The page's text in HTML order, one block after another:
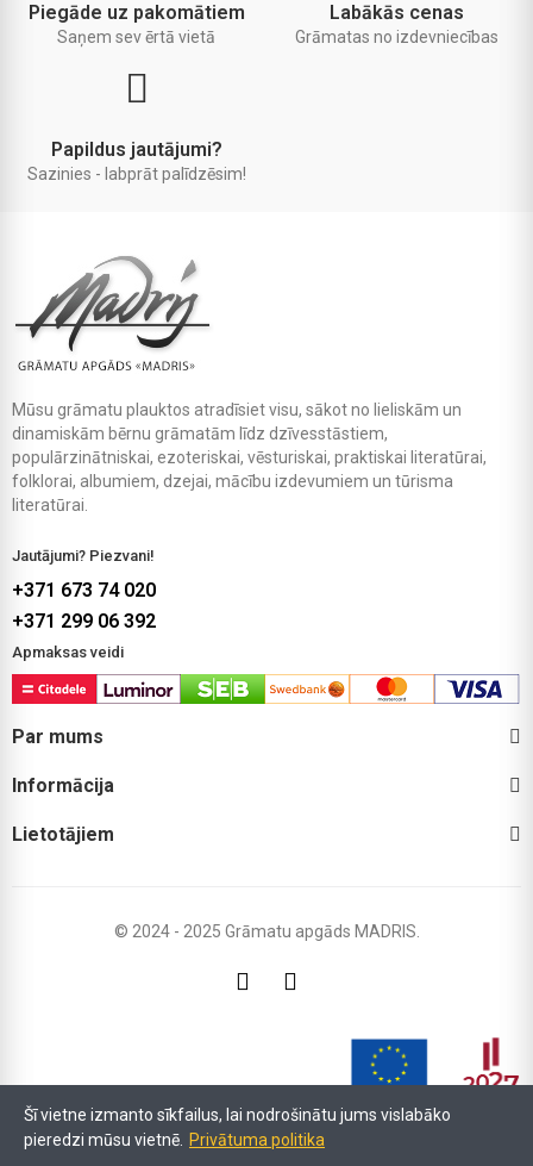
Piegāde uz pakomātiem
Saņem sev ērtā vietā
Labākās cenas
Grāmatas no izdevniecības
Papildus jautājumi?
Sazinies - labprāt palīdzēsim!
Mūsu grāmatu plauktos atradīsiet visu, sākot no lieliskām un
dinamiskām bērnu grāmatām līdz dzīvesstāstiem,
populārzinātniskai, ezoteriskai, vēsturiskai, praktiskai literatūrai,
folklorai, albumiem, dzejai, mācību izdevumiem un tūrisma
literatūrai.
Jautājumi? Piezvani!
+371 673 74 020
+371 299 06 392
Apmaksas veidi
Par mums
Informācija
Lietotājiem
© 2024 - 2025 Grāmatu apgāds MADRIS.
LIAA atbalsta programmas "Atbalsts procesu digitalizācijai" ietvaros (Līgums
Šī vietne izmanto sīkfailus, lai nodrošinātu jums vislabāko
pieredzi mūsu vietnē.
Privātuma politika